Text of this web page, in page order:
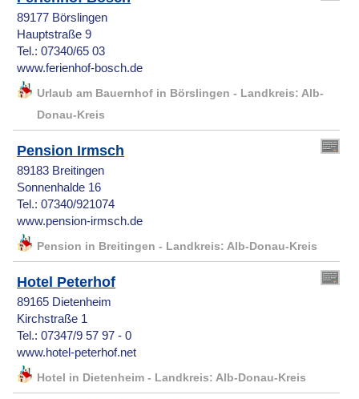
89177 Börslingen
Hauptstraße 9
Tel.: 07340/65 03
www.ferienhof-bosch.de
Urlaub am Bauernhof in Börslingen - Landkreis: Alb-
Donau-Kreis
Pension Irmsch
89183 Breitingen
Sonnenhalde 16
Tel.: 07340/921074
www.pension-irmsch.de
Pension in Breitingen - Landkreis: Alb-Donau-Kreis
Hotel Peterhof
89165 Dietenheim
Kirchstraße 1
Tel.: 07347/9 57 97 - 0
www.hotel-peterhof.net
Hotel in Dietenheim - Landkreis: Alb-Donau-Kreis